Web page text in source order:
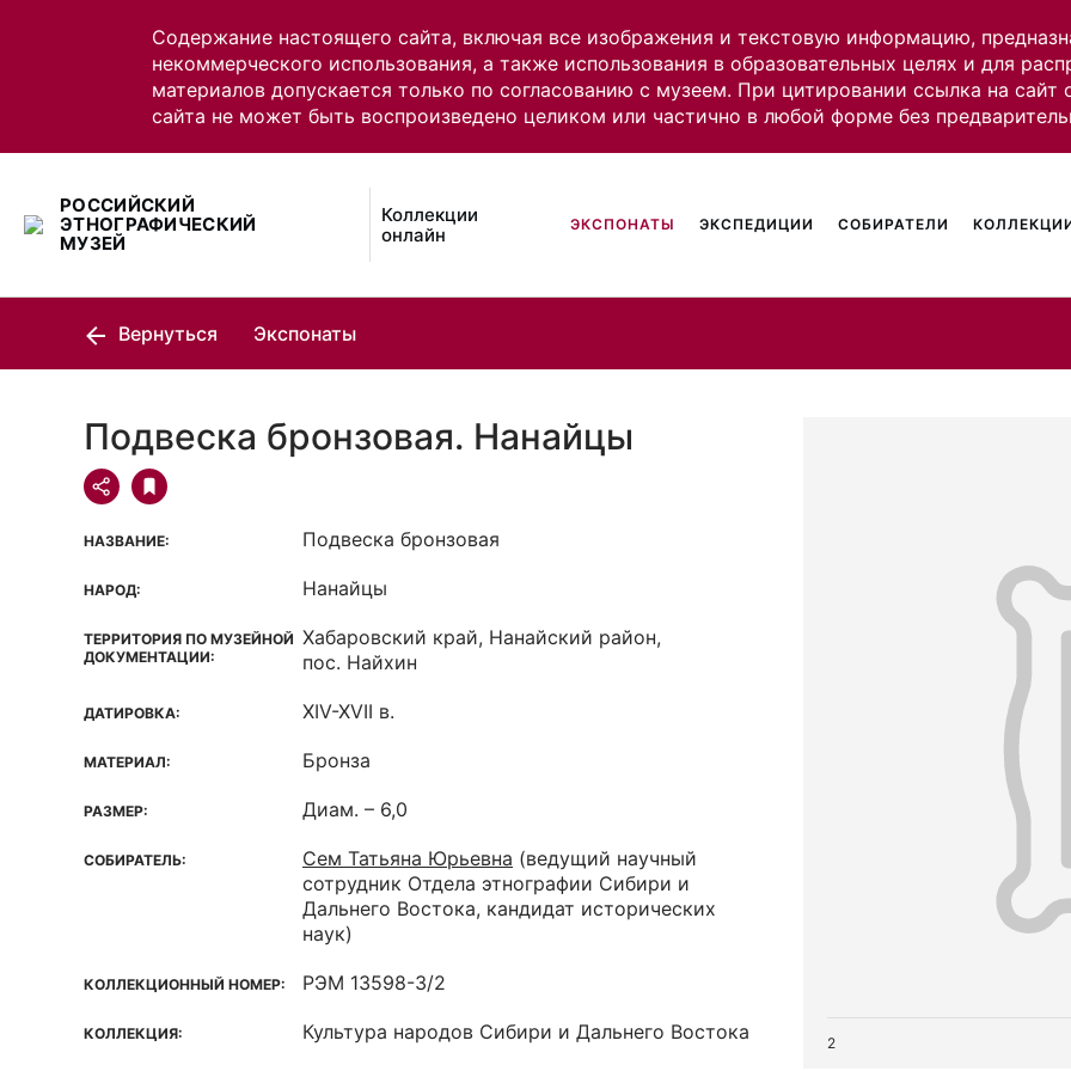
Содержание настоящего сайта, включая все изображения и текстовую информацию,
некоммерческого использования, а также использования в образовательных целях и для
материалов допускается только по согласованию с музеем. При цитировании ссылка на
сайта не может быть воспроизведено целиком или частично в любой форме без
РОССИЙСКИЙ
ЭТНОГРАФИЧЕСКИЙ
МУЗЕЙ
Коллекции
онлайн
ЭКСПОНАТЫ ЭКСПЕДИЦИИ СОБИРАТЕЛИ
Вернуться Экспонаты
Подвеска бронзовая. Нанайцы
НАЗВАНИЕ: Подвеска бронзовая
НАРОД: Нанайцы
ТЕРРИТОРИЯ ПО МУЗЕЙНОЙ
ДОКУМЕНТАЦИИ:
Хабаровский край, Нанайский район,
пос. Найхин
ДАТИРОВКА: XIV-XVII в.
МАТЕРИАЛ: Бронза
РАЗМЕР: Диам. – 6,0
СОБИРАТЕЛЬ: Сем Татьяна Юрьевна (ведущий научный
сотрудник Отдела этнографии Сибири и
Дальнего Востока, кандидат исторических
наук)
КОЛЛЕКЦИОННЫЙ НОМЕР: РЭМ 13598-3/2
КОЛЛЕКЦИЯ: Культура народов Сибири и Дальнего Востока 2